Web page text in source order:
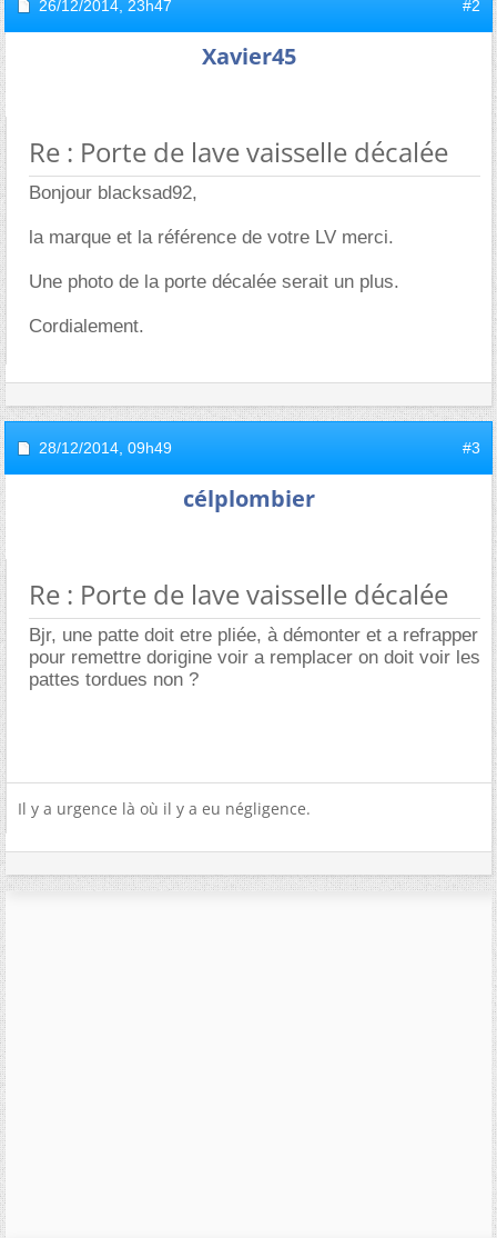
26/12/2014, 23h47 #2
Xavier45
Re : Porte de lave vaisselle décalée
Bonjour blacksad92,
la marque et la référence de votre LV merci.
Une photo de la porte décalée serait un plus.
Cordialement.
28/12/2014, 09h49 #3
célplombier
Re : Porte de lave vaisselle décalée
Bjr, une patte doit etre pliée, à démonter et a refrapper
pour remettre dorigine voir a remplacer on doit voir les
pattes tordues non ?
Il y a urgence là où il y a eu négligence.